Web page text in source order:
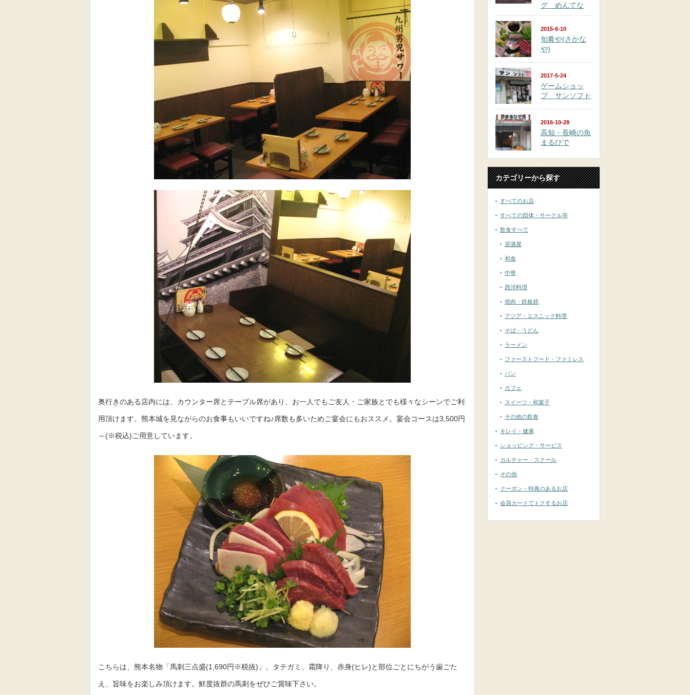
奥行きのある店内には、カウンター席とテーブル席があり、お一人でもご友人・ご家族とでも様々なシーンでご利
用頂けます。熊本城を見ながらのお食事もいいですね♪席数も多いためご宴会にもおススメ。宴会コースは3,500円
～(※税込)ご用意しています。
こちらは、熊本名物「馬刺三点盛(1,690円※税抜)」。タテガミ、霜降り、赤身(ヒレ)と部位ごとにちがう歯ごた
え、旨味をお楽しみ頂けます。鮮度抜群の馬刺をぜひご賞味下さい。
グ めんてな
2015-6-10
旬肴や(さかな
や)
2017-5-24
ゲームショッ
プ サンソフト
2016-10-28
高知・長崎の魚
まるひで
カテゴリーから探す
すべてのお店
すべての団体・サークル等
飲食すべて
居酒屋
和食
中華
西洋料理
焼肉・鉄板焼
アジア・エスニック料理
そば・うどん
ラーメン
ファーストフード・ファミレス
パン
カフェ
スイーツ・和菓子
その他の飲食
キレイ・健康
ショッピング・サービス
カルチャー・スクール
その他
クーポン・特典のあるお店
会員カードでトクするお店